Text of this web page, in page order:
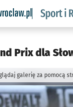
informacyjny
Prix dla
galerię za pomocą